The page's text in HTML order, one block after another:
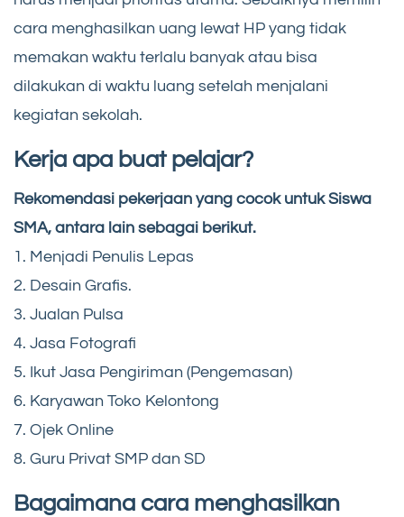
cara menghasilkan uang lewat HP yang tidak
memakan waktu terlalu banyak atau bisa
dilakukan di waktu luang setelah menjalani
kegiatan sekolah.
Kerja apa buat pelajar?
Rekomendasi pekerjaan yang cocok untuk Siswa
SMA, antara lain sebagai berikut.
1. Menjadi Penulis Lepas
2. Desain Grafis.
3. Jualan Pulsa
4. Jasa Fotografi
5. Ikut Jasa Pengiriman (Pengemasan)
6. Karyawan Toko Kelontong
7. Ojek Online
8. Guru Privat SMP dan SD
Bagaimana cara menghasilkan